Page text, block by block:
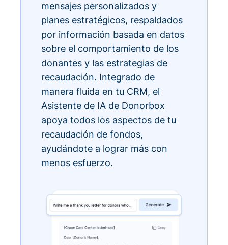
mensajes personalizados y
planes estratégicos, respaldados
por información basada en datos
sobre el comportamiento de los
donantes y las estrategias de
recaudación. Integrado de
manera fluida en tu CRM, el
Asistente de IA de Donorbox
apoya todos los aspectos de tu
recaudación de fondos,
ayudándote a lograr más con
menos esfuerzo.